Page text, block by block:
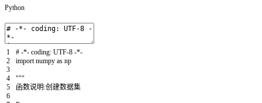
Python
1
2
3
4
5
6
# -*- coding: UTF-8 -*-
import numpy as np
"""
函数说明:创建数据集